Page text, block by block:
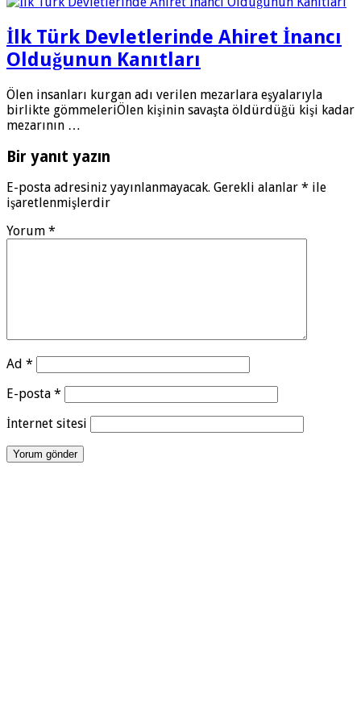
İlk Türk Devletlerinde Ahiret İnancı
Olduğunun Kanıtları
Ölen insanları kurgan adı verilen mezarlara eşyalarıyla
birlikte gömmeleriÖlen kişinin savaşta öldürdüğü kişi kadar
mezarının …
Bir yanıt yazın
E-posta adresiniz yayınlanmayacak. Gerekli alanlar * ile
işaretlenmişlerdir
Yorum *
Ad *
E-posta *
İnternet sitesi